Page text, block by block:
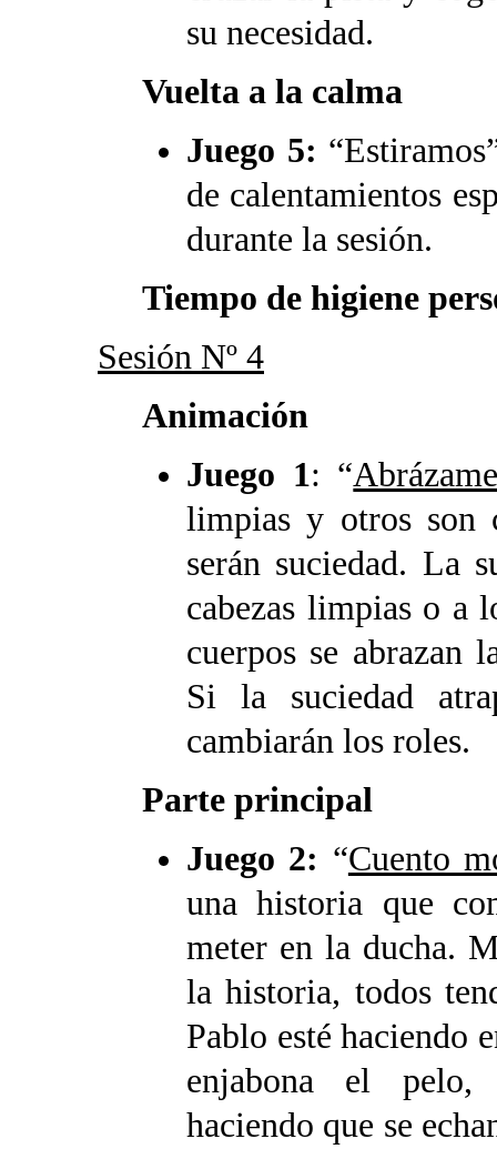
su necesidad.
Vuelta a la calma
Juego 5:
de calentamientos
durante la sesión.
Tiempo de higiene
Sesión Nº 4
Animación
Juego 1: “
limpias y otros son
serán suciedad. La
cabezas limpias o a
cuerpos se abrazan
Si la suciedad
cambiarán los roles.
Parte principal
Juego 2: “Cuento
una historia que
meter en la ducha.
la historia, todos
Pablo esté haciendo
enjabona el
haciendo que se